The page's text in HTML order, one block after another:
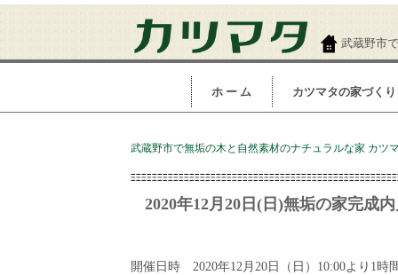
武蔵野市
ホ ー ム カツマタの家づくり
武蔵野市で無垢の木と自然素材のナチュラルな家 カツ
2020年12月20日(日)無垢の家完成
開催日時 2020年12月20日（日）10:00より1時